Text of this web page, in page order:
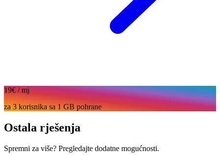
19€/ mj
za 3 korisnika sa 1 GB pohrane
Ostala rješenja
Spremni za više? Pregledajte dodatne mogućnosti.